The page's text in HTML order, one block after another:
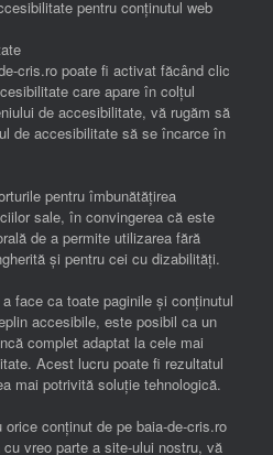
pentru conținutul web
cris.ro poate fi activat făcând clic
care apare în colțul
de accesibilitate, vă rugăm să
de accesibilitate să se încarce în
pentru îmbunătățirea
sale, în convingerea că este
de a permite utilizarea fără
și pentru cei cu dizabilități.
face ca toate paginile și conținutul
accesibile, este posibil ca un
complet adaptat la cele mai
Acest lucru poate fi rezultatul
mai potrivită soluție tehnologică.
conținut de pe baia-de-cris.ro
vreo parte a site-ului nostru, vă